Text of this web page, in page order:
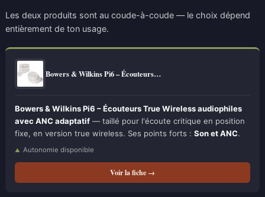
Les deux produits sont au coude-à-coude — le choix dépend
entièrement de ton usage.
Bowers & Wilkins Pi6 – Écouteurs…
Bowers & Wilkins Pi6 – Écouteurs True Wireless audiophiles
avec ANC adaptatif — taillé pour l'écoute critique en position
fixe, en version true wireless. Ses points forts : Son et ANC.
Autonomie disponible
Voir la fiche →